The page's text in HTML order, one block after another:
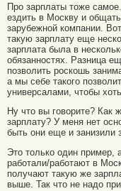
Про зарплаты тоже
ездить в Москву и
зарубежной компании.
такую зарплату еще
зарплата была в
обязанностях. Разница
позволить роскошь
а мы себе такого
универсалами, чтобы
Ну что вы говорите? Как
зарплату? У меня нет
быть они еще и занизили
Это только один пример,
работали/работают в
получают такую же
выше. Так что не надо